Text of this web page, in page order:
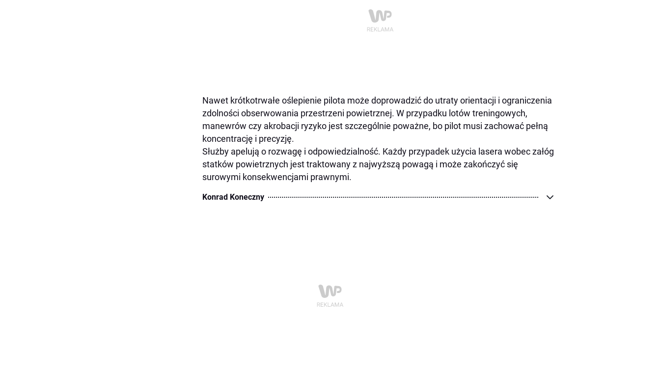
Nawet krótkotrwałe oślepienie pilota może doprowadzić do utraty orientacji i ograniczenia
zdolności obserwowania przestrzeni powietrznej. W przypadku lotów treningowych,
manewrów czy akrobacji ryzyko jest szczególnie poważne, bo pilot musi zachować pełną
koncentrację i precyzję.
Służby apelują o rozwagę i odpowiedzialność. Każdy przypadek użycia lasera wobec załóg
statków powietrznych jest traktowany z najwyższą powagą i może zakończyć się
surowymi konsekwencjami prawnymi.
Konrad Koneczny